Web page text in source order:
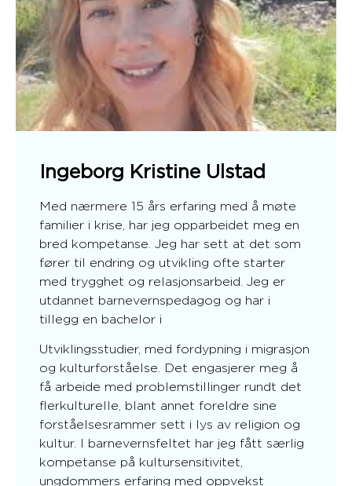
Ingeborg Kristine Ulstad
Med nærmere 15 års erfaring med å møte
familier i krise, har jeg opparbeidet meg en
bred kompetanse. Jeg har sett at det som
fører til endring og utvikling ofte starter
med trygghet og relasjonsarbeid. Jeg er
utdannet barnevernspedagog og har i
tillegg en bachelor i
Utviklingsstudier, med fordypning i migrasjon
og kulturforståelse. Det engasjerer meg å
få arbeide med problemstillinger rundt det
flerkulturelle, blant annet foreldre sine
forståelsesrammer sett i lys av religion og
kultur. I barnevernsfeltet har jeg fått særlig
kompetanse på kultursensitivitet,
ungdommers erfaring med oppvekst